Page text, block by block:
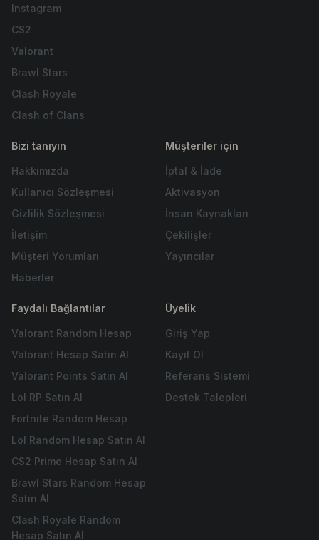
Instagram
CS2
Valorant
Brawl Stars
Clash Royale
Clash of Clans
Bizi tanıyın
Hakkımızda
Kullanıcı Sözleşmesi
Gizlilik Sözleşmesi
İletişim
Müşteri Yorumları
Haberler
Müşteriler için
İptal & İade
Aktivasyon
İnsan Kaynakları
Çekilişler
Yayıncılar
Faydalı Bağlantılar
Valorant Random Hesap
Valorant Hesap Satın Al
Valorant Points Satın Al
Lol RP Satın Al
Fortnite Random Hesap
Lol Random Hesap Satın Al
CS2 Prime Hesap Satın Al
Brawl Stars Random Hesap
Satın Al
Clash Royale Random
Hesap Satın Al
Üyelik
Giriş Yap
Kayıt Ol
Referans Sistemi
Destek Talepleri